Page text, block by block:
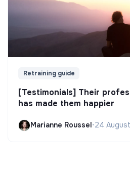
Retraining guide
[Testimonials] Their
has made them happier
Marianne Roussel •24